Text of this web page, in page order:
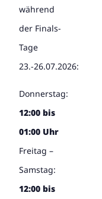
während
der Finals-
Tage
23.-26.07.2026:
Donnerstag:
12:00 bis
01:00 Uhr
Freitag –
Samstag:
12:00 bis